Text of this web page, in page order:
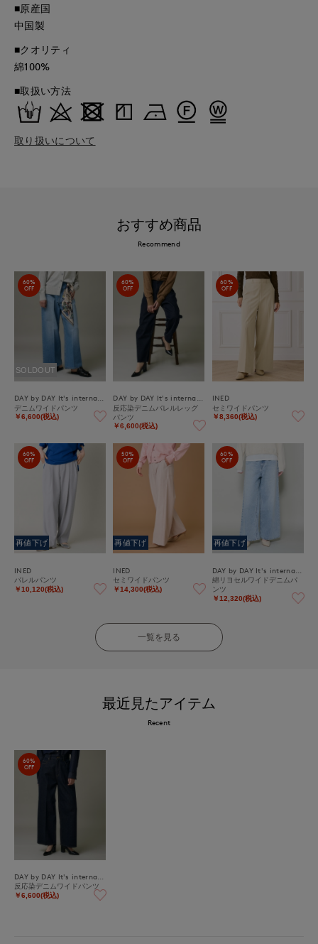
■原産国
中国製
■クオリティ
綿100%
■取扱い方法
取り扱いについて
おすすめ商品
Recommend
60%
OFF
SOLDOUT
デニムワイドパンツ
￥6,600(税込)
60%
OFF
反応染デニムバレルレッグ
パンツ
￥6,600(税込)
60%
OFF
INED
セミワイドパンツ
￥8,360(税込)
60%
OFF
再値下げ
INED
バレルパンツ
￥10,120(税込)
50%
OFF
再値下げ
INED
セミワイドパンツ
￥14,300(税込)
60%
OFF
再値下げ
綿リヨセルワイドデニムパ
ンツ
￥12,320(税込)
一覧を見る
最近見たアイテム
Recent
60%
OFF
反応染デニムワイドパンツ
￥6,600(税込)